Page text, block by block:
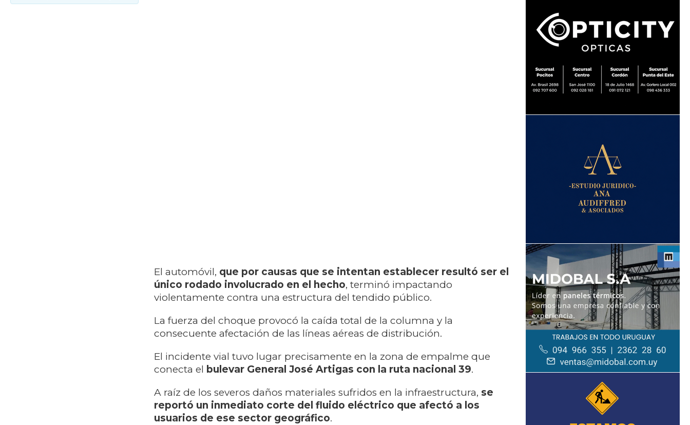
El automóvil, que por causas que se intentan establecer resultó ser el
único rodado involucrado en el hecho, terminó impactando
violentamente contra una estructura del tendido público.
La fuerza del choque provocó la caída total de la columna y la
consecuente afectación de las líneas aéreas de distribución.
El incidente vial tuvo lugar precisamente en la zona de empalme que
conecta el bulevar General José Artigas con la ruta nacional 39.
A raíz de los severos daños materiales sufridos en la infraestructura, se
reportó un inmediato corte del fluido eléctrico que afectó a los
usuarios de ese sector geográfico.